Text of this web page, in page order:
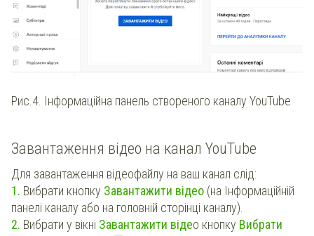
Рис.4. Інформаційна панель створеного каналу YouTube
Завантаження відео на канал YouTube
Для завантаження відеофайлу на ваш канал слід:
1. Вибрати кнопку Завантажити відео (на Інформаційній
панелі каналу або на головній сторінці каналу).
2. Вибрати у вікні Завантажити відео кнопку Вибрати